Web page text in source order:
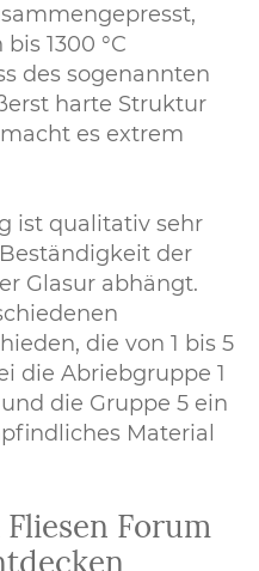
1300 °C
des sogenannten
harte Struktur
es extrem
ist qualitativ sehr
der
Glasur abhängt.
die von 1 bis 5
die Abriebgruppe 1
die Gruppe 5 ein
Material
Forum